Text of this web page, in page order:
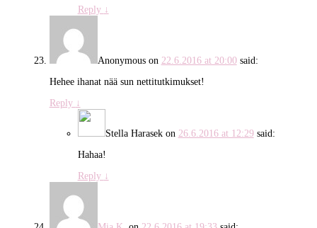
Reply ↓
Anonymouson 22.6.2016 at 20:00 said:
Hehee ihanat nää sun nettitutkimukset!
Reply ↓
Stella Harasekon 26.6.2016 at 12:29 said:
Hahaa!
Reply ↓